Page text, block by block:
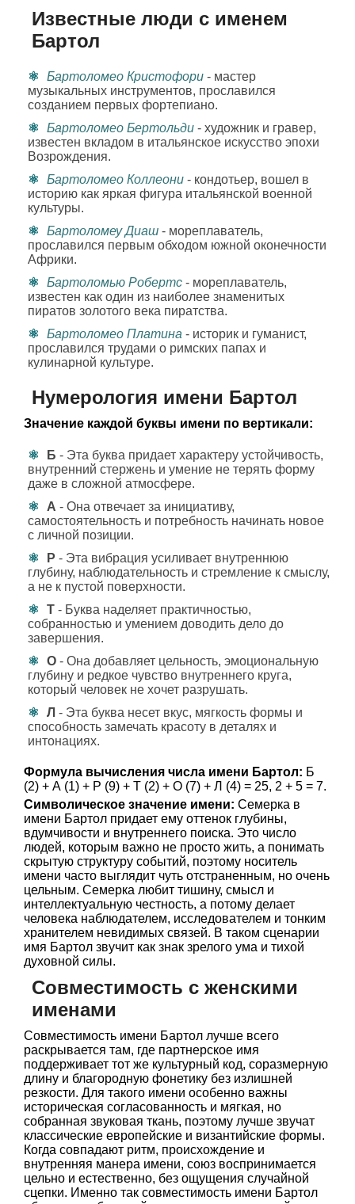
Известные люди с именем
Бартол
Бартоломео Кристофори - мастер
музыкальных инструментов, прославился
созданием первых фортепиано.
Бартоломео Бертольди - художник и гравер,
известен вкладом в итальянское искусство эпохи
Возрождения.
Бартоломео Коллеони - кондотьер, вошел в
историю как яркая фигура итальянской военной
культуры.
Бартоломеу Диаш - мореплаватель,
прославился первым обходом южной оконечности
Африки.
Бартоломью Робертс - мореплаватель,
известен как один из наиболее знаменитых
пиратов золотого века пиратства.
Бартоломео Платина - историк и гуманист,
прославился трудами о римских папах и
кулинарной культуре.
Нумерология имени Бартол
Значение каждой буквы имени по вертикали:
Б - Эта буква придает характеру устойчивость,
внутренний стержень и умение не терять форму
даже в сложной атмосфере.
А - Она отвечает за инициативу,
самостоятельность и потребность начинать новое
с личной позиции.
Р - Эта вибрация усиливает внутреннюю
глубину, наблюдательность и стремление к смыслу,
а не к пустой поверхности.
Т - Буква наделяет практичностью,
собранностью и умением доводить дело до
завершения.
О - Она добавляет цельность, эмоциональную
глубину и редкое чувство внутреннего круга,
который человек не хочет разрушать.
Л - Эта буква несет вкус, мягкость формы и
способность замечать красоту в деталях и
интонациях.
Формула вычисления числа имени Бартол: Б
(2) + А (1) + Р (9) + Т (2) + О (7) + Л (4) = 25, 2 + 5 = 7.
Символическое значение имени: Семерка в
имени Бартол придает ему оттенок глубины,
вдумчивости и внутреннего поиска. Это число
людей, которым важно не просто жить, а понимать
скрытую структуру событий, поэтому носитель
имени часто выглядит чуть отстраненным, но очень
цельным. Семерка любит тишину, смысл и
интеллектуальную честность, а потому делает
человека наблюдателем, исследователем и тонким
хранителем невидимых связей. В таком сценарии
имя Бартол звучит как знак зрелого ума и тихой
духовной силы.
Совместимость с женскими
именами
Совместимость имени Бартол лучше всего
раскрывается там, где партнерское имя
поддерживает тот же культурный код, соразмерную
длину и благородную фонетику без излишней
резкости. Для такого имени особенно важны
историческая согласованность и мягкая, но
собранная звуковая ткань, поэтому лучше звучат
классические европейские и византийские формы.
Когда совпадают ритм, происхождение и
внутренняя манера имени, союз воспринимается
цельно и естественно, без ощущения случайной
сцепки. Именно так совместимость имени Бартол